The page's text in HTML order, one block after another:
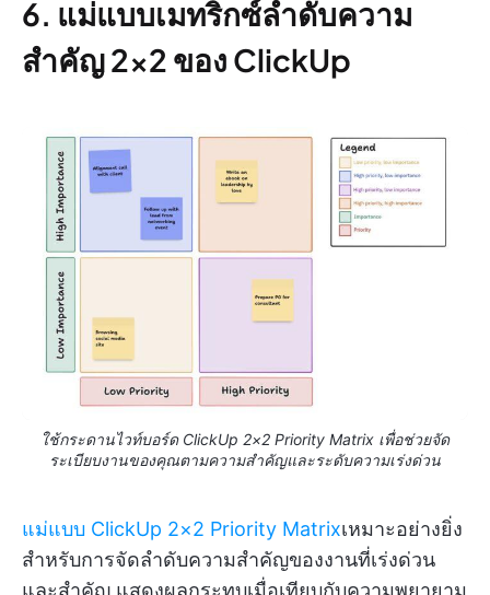
6. แม่แบบเมทริกซ์ลำดับความ
สำคัญ 2×2 ของ ClickUp
ใช้กระดานไวท์บอร์ด ClickUp 2×2 Priority Matrix เพื่อช่วยจัด
ระเบียบงานของคุณตามความสำคัญและระดับความเร่งด่วน
แม่แบบ ClickUp 2×2 Priority Matrixเหมาะอย่างยิ่ง
สำหรับการจัดลำดับความสำคัญของงานที่เร่งด่วน
และสำคัญ แสดงผลกระทบเมื่อเทียบกับความพยายาม